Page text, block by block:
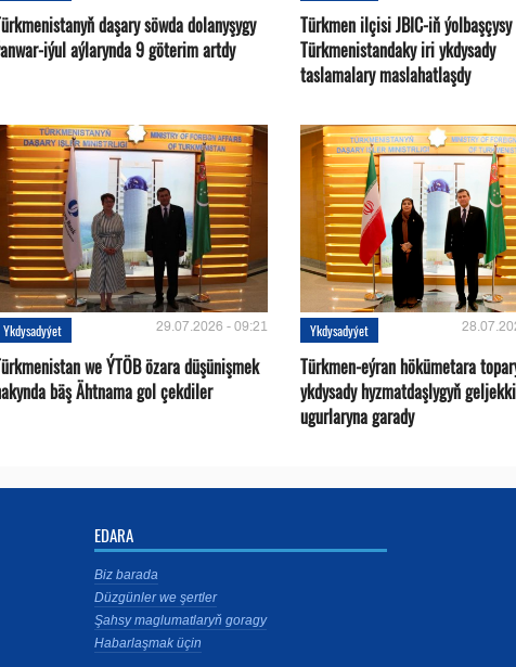
daşary söwda dolanyşygy
iýul aýlarynda 9 göterim artdy
Türkmen ilçisi JBIC-iň
Türkmenistandaky iri ykdysady
taslamalary maslahatlaşdy
Ykdysadyýet 29.07.2026 - 09:21
we ÝTÖB özara düşünişmek
bäş Ähtnama gol çekdiler
Ykdysadyýet
Türkmen-eýran hökümetara
ykdysady hyzmatdaşlygyň geljekki
ugurlaryna garady
EDARA
Biz barada
Düzgünler we şertler
Şahsy maglumatlaryň goragy
Habarlaşmak üçin